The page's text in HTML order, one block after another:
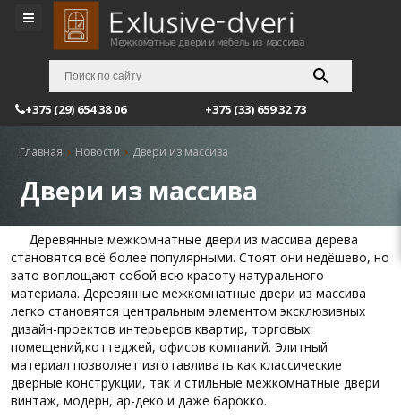
+375 (29) 654 38 06 +375 (33) 659 32 73
Главная Новости Двери из массива
Двери из массива
Деревянные межкомнатные двери из массива дерева
становятся всё более популярными. Стоят они недёшево, но
зато воплощают собой всю красоту натурального
материала. Деревянные межкомнатные двери из массива
легко становятся центральным элементом эксклюзивных
дизайн-проектов интерьеров квартир, торговых
помещений,коттеджей, офисов компаний. Элитный
материал позволяет изготавливать как классические
дверные конструкции, так и стильные межкомнатные двери
винтаж, модерн, ар-деко и даже барокко.